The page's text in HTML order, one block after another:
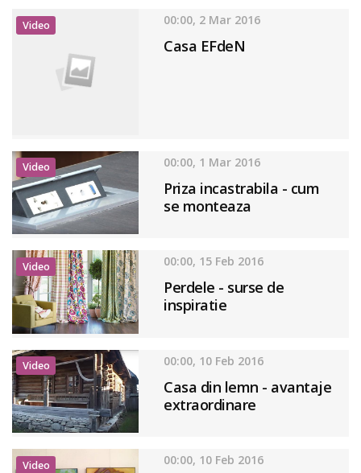
Video 00:00, 2 Mar 2016
Casa EFdeN
Video 00:00, 1 Mar 2016
Priza incastrabila - cum
se monteaza
Video 00:00, 15 Feb 2016
Perdele - surse de
inspiratie
Video 00:00, 10 Feb 2016
Casa din lemn - avantaje
extraordinare
Video 00:00, 10 Feb 2016